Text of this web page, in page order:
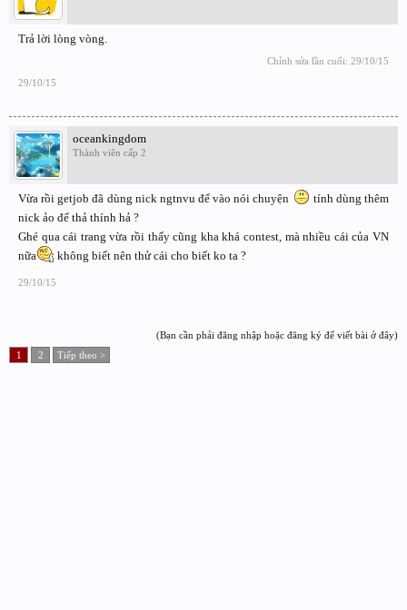
Trả lời lòng vòng.
Chỉnh sửa lần cuối: 29/10/15
29/10/15
oceankingdom
Thành viên cấp 2
Vừa rồi getjob đã dùng nick ngtnvu để vào nói chuyện
tính dùng thêm
nick ảo để thả thính hả ?
Ghé qua cái trang vừa rồi thấy cũng kha khá contest, mà nhiều cái của VN
nữa
không biết nên thử cái cho biết ko ta ?
29/10/15
(Bạn cần phải đăng nhập hoặc đăng ký để viết bài ở đây)
1
2 Tiếp theo >